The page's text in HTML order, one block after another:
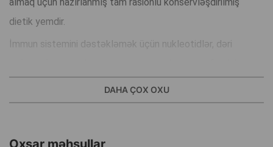
dietik yemdir.
İmmun sistemini dəstəkləmək üçün nukleotidlər, dəri
prebiyotiklər olan ksilo-oligosaxaridlər (XOS) ehtiva edir və
Monge Vetsolution Dermatosis pişik yemi formulunda olan
DAHA ÇOX OXU
Oxşar məhsullar